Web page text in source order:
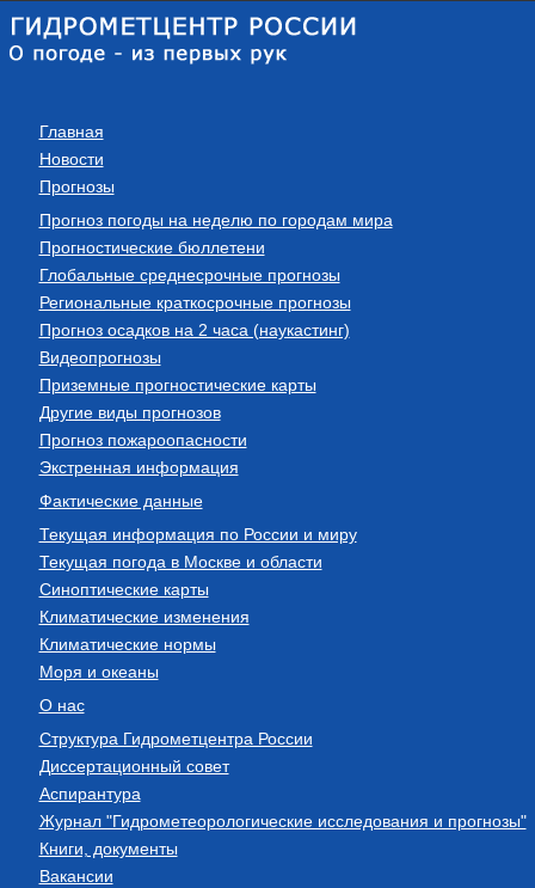
Главная
Новости
Прогнозы
Прогноз погоды на неделю по городам мира
Прогностические бюллетени
Глобальные среднесрочные прогнозы
Региональные краткосрочные прогнозы
Прогноз осадков на 2 часа (наукастинг)
Видеопрогнозы
Приземные прогностические карты
Другие виды прогнозов
Прогноз пожароопасности
Экстренная информация
Фактические данные
Текущая информация по России и миру
Текущая погода в Москве и области
Синоптические карты
Климатические изменения
Климатические нормы
Моря и океаны
О нас
Структура Гидрометцентра России
Диссертационный совет
Аспирантура
Журнал "Гидрометеорологические исследования и прогнозы"
Книги, документы
Вакансии